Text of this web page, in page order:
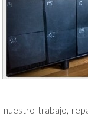
nuestro trabajo,